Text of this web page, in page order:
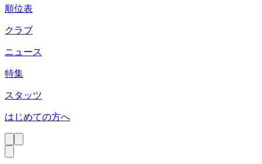
順位表
クラブ
ニュース
特集
スタッツ
はじめての方へ